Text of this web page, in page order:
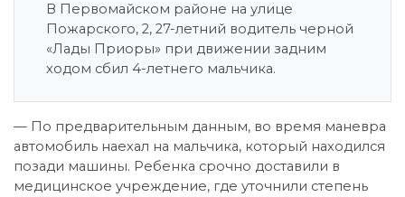
В Первомайском районе на улице
Пожарского, 2, 27-летний водитель черной
«Лады Приоры» при движении задним
ходом сбил 4-летнего мальчика.
— По предварительным данным, во время маневра
автомобиль наехал на мальчика, который находился
позади машины. Ребенка срочно доставили в
медицинское учреждение, где уточнили степень